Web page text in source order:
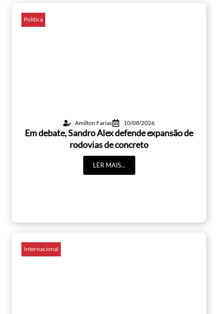
Política
Amilton Farias 10/08/2026
Em debate, Sandro Alex defende expansão de
rodovias de concreto
LER MAIS...
Internacional